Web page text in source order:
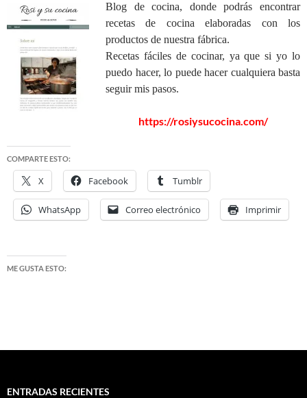
Blog de cocina, donde podrás encontrar
recetas de cocina elaboradas con los
productos de nuestra fábrica.
Recetas fáciles de cocinar, ya que si yo lo
puedo hacer, lo puede hacer cualquiera basta
seguir mis pasos.
https://rosiysucocina.com/
COMPARTE ESTO:
X Facebook Tumblr
WhatsApp Correo electrónico Imprimir
ME GUSTA ESTO:
ENTRADAS RECIENTES